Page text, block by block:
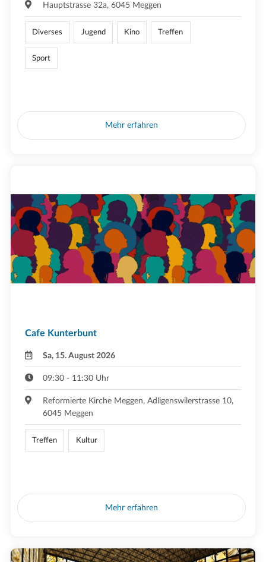
Hauptstrasse 32a, 6045 Meggen
Diverses Jugend Kino Treffen
Sport
Mehr erfahren
Cafe Kunterbunt
Sa, 15. August 2026
09:30 - 11:30 Uhr
Reformierte Kirche Meggen, Adligenswilerstrasse 10,
6045 Meggen
Treffen Kultur
Mehr erfahren